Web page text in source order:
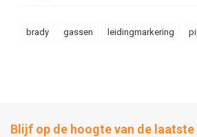
brady gassen leidingmarkering
Blijf op de hoogte van de